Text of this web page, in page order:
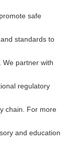
safe
standards to
We partner with
regulatory
chain. For more
and education